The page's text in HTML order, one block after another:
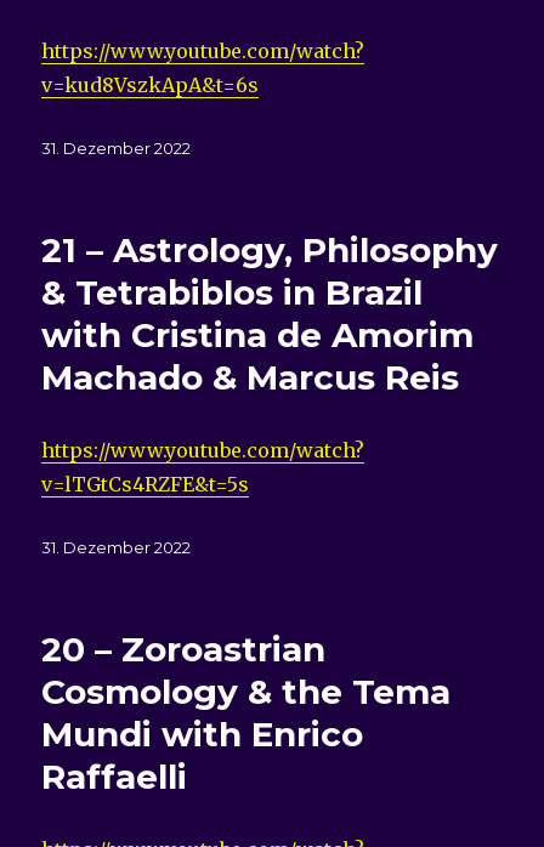
https://www.youtube.com/watch?
v=kud8VszkApA&t=6s
Veröffentlicht
31. Dezember 2022
21 – Astrology, Philosophy
& Tetrabiblos in Brazil
with Cristina de Amorim
Machado & Marcus Reis
https://www.youtube.com/watch?
v=lTGtCs4RZFE&t=5s
Veröffentlicht
31. Dezember 2022
20 – Zoroastrian
Cosmology & the Tema
Mundi with Enrico
Raffaelli